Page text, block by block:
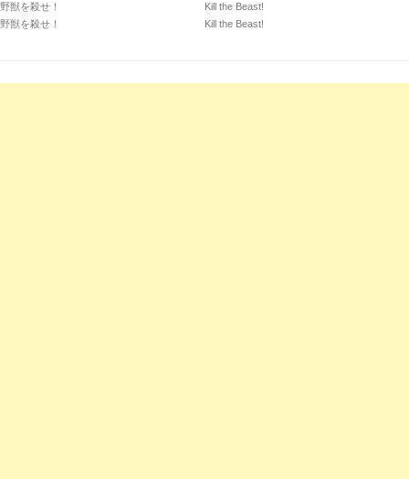
野獣を殺せ！
野獣を殺せ！
Kill the Beast!
Kill the Beast!